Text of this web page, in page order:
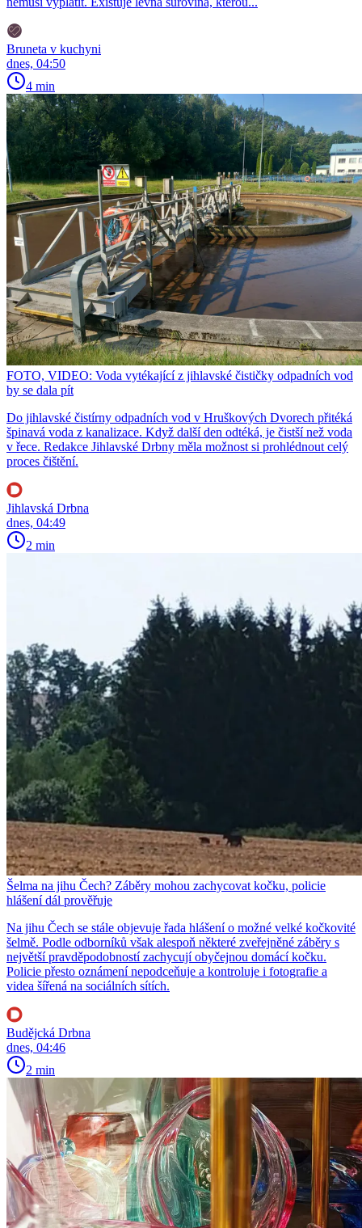
Bruneta v kuchyni
dnes, 04:50
4 min
FOTO, VIDEO: Voda vytékající z jihlavské čističky odpadních vod
by se dala pít
Do jihlavské čistírny odpadních vod v Hruškových Dvorech přitéká
špinavá voda z kanalizace. Když další den odtéká, je čistší než voda
v řece. Redakce Jihlavské Drbny měla možnost si prohlédnout celý
proces čištění.
Jihlavská Drbna
dnes, 04:49
2 min
Šelma na jihu Čech? Záběry mohou zachycovat kočku, policie
hlášení dál prověřuje
Na jihu Čech se stále objevuje řada hlášení o možné velké kočkovité
šelmě. Podle odborníků však alespoň některé zveřejněné záběry s
největší pravděpodobností zachycují obyčejnou domácí kočku.
Policie přesto oznámení nepodceňuje a kontroluje i fotografie a
videa šířená na sociálních sítích.
Budějcká Drbna
dnes, 04:46
2 min